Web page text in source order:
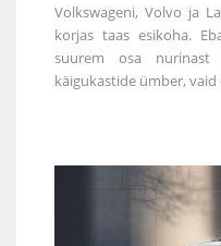
Volkswageni, Volvo ja
korjas taas esikoha.
suurem osa
käigukastide ümber,